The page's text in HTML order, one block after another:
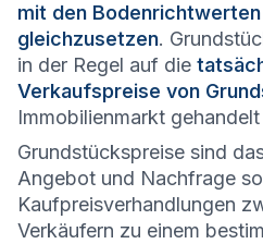
mit den
gleichzusetzen.
in der Regel auf die
Verkaufspreise von
Immobilienmarkt
Grundstückspreise sind
Angebot und Nachfrage
Kaufpreisverhandlungen
Verkäufern zu einem